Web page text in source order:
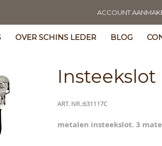
ACCOUNT
OVER SCHINS LEDER BLOG
Meer
ART. NR.631117C
metalen insteekslot. 3